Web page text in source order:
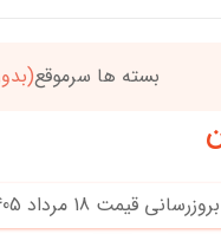
(بدون‌تاخیر)ارسال
قیمت 18 مرداد 1405